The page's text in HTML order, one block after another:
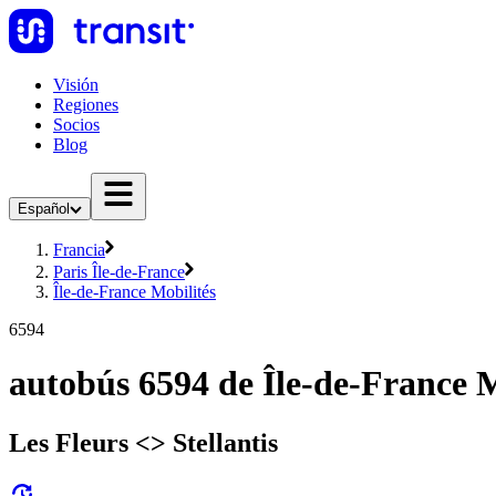
Visión
Regiones
Socios
Blog
Español
Francia
Paris Île-de-France
Île-de-France Mobilités
6594
autobús 6594 de Île-de-France
Les Fleurs <> Stellantis